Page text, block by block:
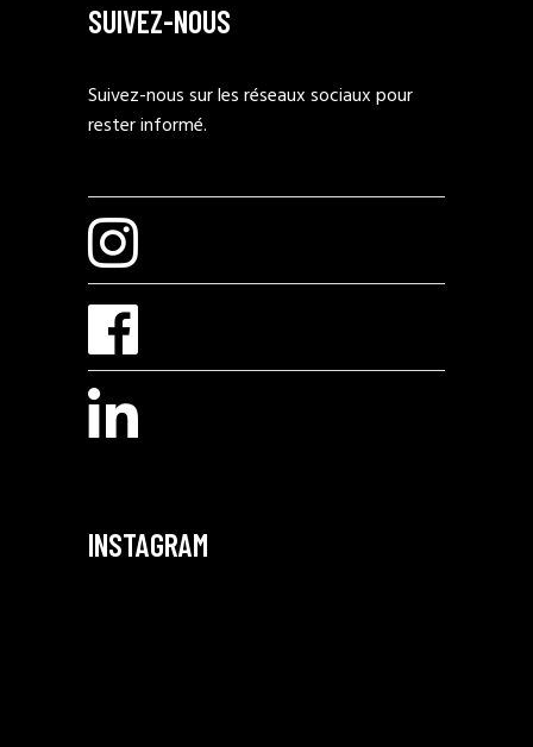
SUIVEZ-NOUS
Suivez-nous sur les réseaux sociaux pour
rester informé.
INSTAGRAM